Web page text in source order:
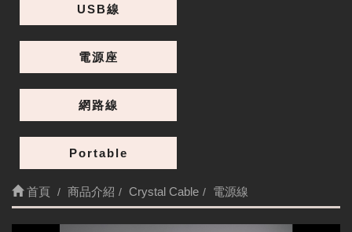
USB線
電源座
網路線
Portable
首頁 商品介紹 Crystal Cable 電源線